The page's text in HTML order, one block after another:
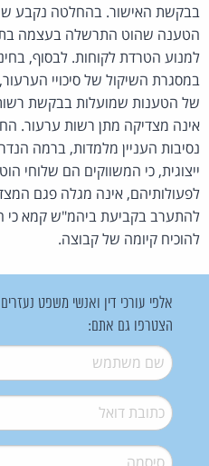
בבקשת האישור. בהחלטה נקבע
הטענה שהוט התרשלה בעצמה
למנוע הטרדת לקוחות. לבסוף,
במסגרת השיקול של סיכויי
של הטענות שמועלות בבקשת
אינה מצדיקה מתן רשות ערעור.
נסיבות העניין מלמדות, ברמה
ייצוגית, כי המשווקים הם שלוחי
לפעולותיהם, אינה מגלה פגם
להתערב בקביעת ביהמ"ש קמא כי
להוכיח קיומה של קבוצה.
אלפי עורכי דין ואנשי משפט
הצטרפו גם אתם:
שם משתמש*
דואל*
סיסמה*